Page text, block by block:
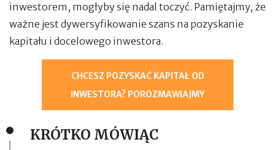
inwestorem, mogłyby się nadal toczyć. Pamiętajmy, że
ważne jest dywersyfikowanie szans na pozyskanie
kapitału i docelowego inwestora.
CHCESZ POZYSKAĆ KAPITAŁ OD
INWESTORA? POROZMAWIAJMY
KRÓTKO MÓWIĄC